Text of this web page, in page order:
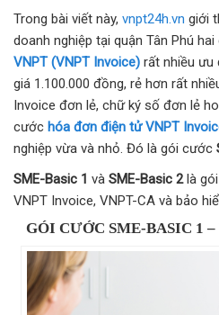
Trong bài viết này, vnpt24h.vn giới
doanh nghiệp tại quận Tân Phú
VNPT (VNPT Invoice) rất nhiều ưu
giá 1.100.000 đồng, rẻ hơn rất
Invoice đơn lẻ, chữ ký số đơn lẻ
cước hóa đơn điện tử VNPT
nghiệp vừa và nhỏ. Đó là gói cước
SME-Basic 1 và SME-Basic 2là gói
VNPT Invoice, VNPT-CA và bảo
GÓI CƯỚC SME-BASIC 1